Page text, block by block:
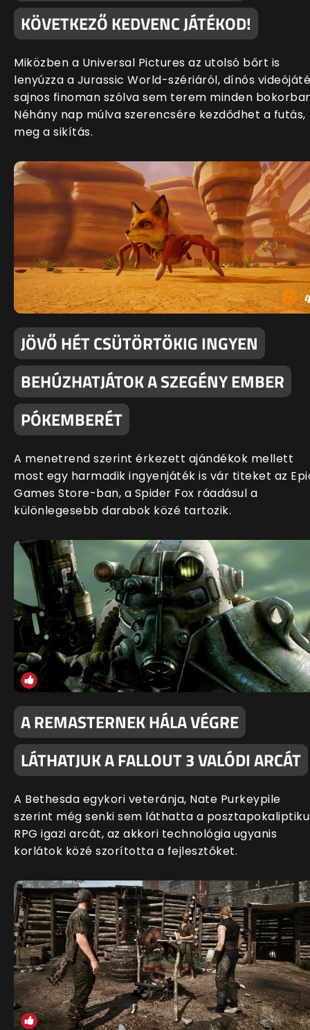
KÖVETKEZŐ KEDVENC JÁTÉKOD!
Miközben a Universal Pictures az utolsó bőrt is
lenyúzza a Jurassic World-szériáról, dínós
sajnos finoman szólva sem terem minden
Néhány nap múlva szerencsére kezdődhet a futás,
meg a sikítás.
JÖVŐ HÉT CSÜTÖRTÖKIG INGYEN
BEHÚZHATJÁTOK A SZEGÉNY EMBER
PÓKEMBERÉT
A menetrend szerint érkezett ajándékok mellett
most egy harmadik ingyenjáték is vár titeket az
Games Store-ban, a Spider Fox ráadásul a
különlegesebb darabok közé tartozik.
A REMASTERNEK HÁLA VÉGRE
LÁTHATJUK A FALLOUT 3 VALÓDI ARCÁT
A Bethesda egykori veteránja, Nate Purkeypile
szerint még senki sem láthatta a
RPG igazi arcát, az akkori technológia ugyanis
korlátok közé szorította a fejlesztőket.